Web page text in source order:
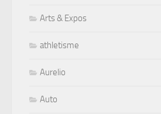
Arts & Expos
athletisme
Aurelio
Auto